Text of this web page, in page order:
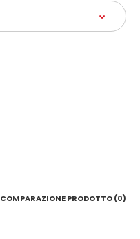
COMPARAZIONE PRODOTTO (0)